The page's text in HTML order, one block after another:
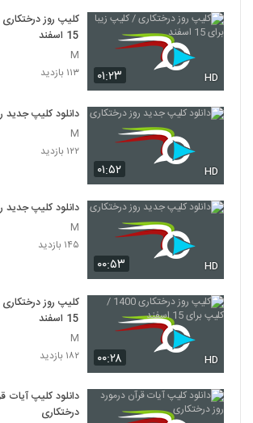
۰۱:۲۳ HD
کلیپ روز
15 اسفند
M
۱۱۳ بازدید
۰۱:۵۲ HD
دانلود کلیپ جدید
M
۱۲۲ بازدید
۰۰:۵۳ HD
دانلود کلیپ جدید
M
۱۴۵ بازدید
۰۰:۲۸ HD
15 اسفند
M
۱۸۲ بازدید
دانلود کلیپ آیات
درختکاری